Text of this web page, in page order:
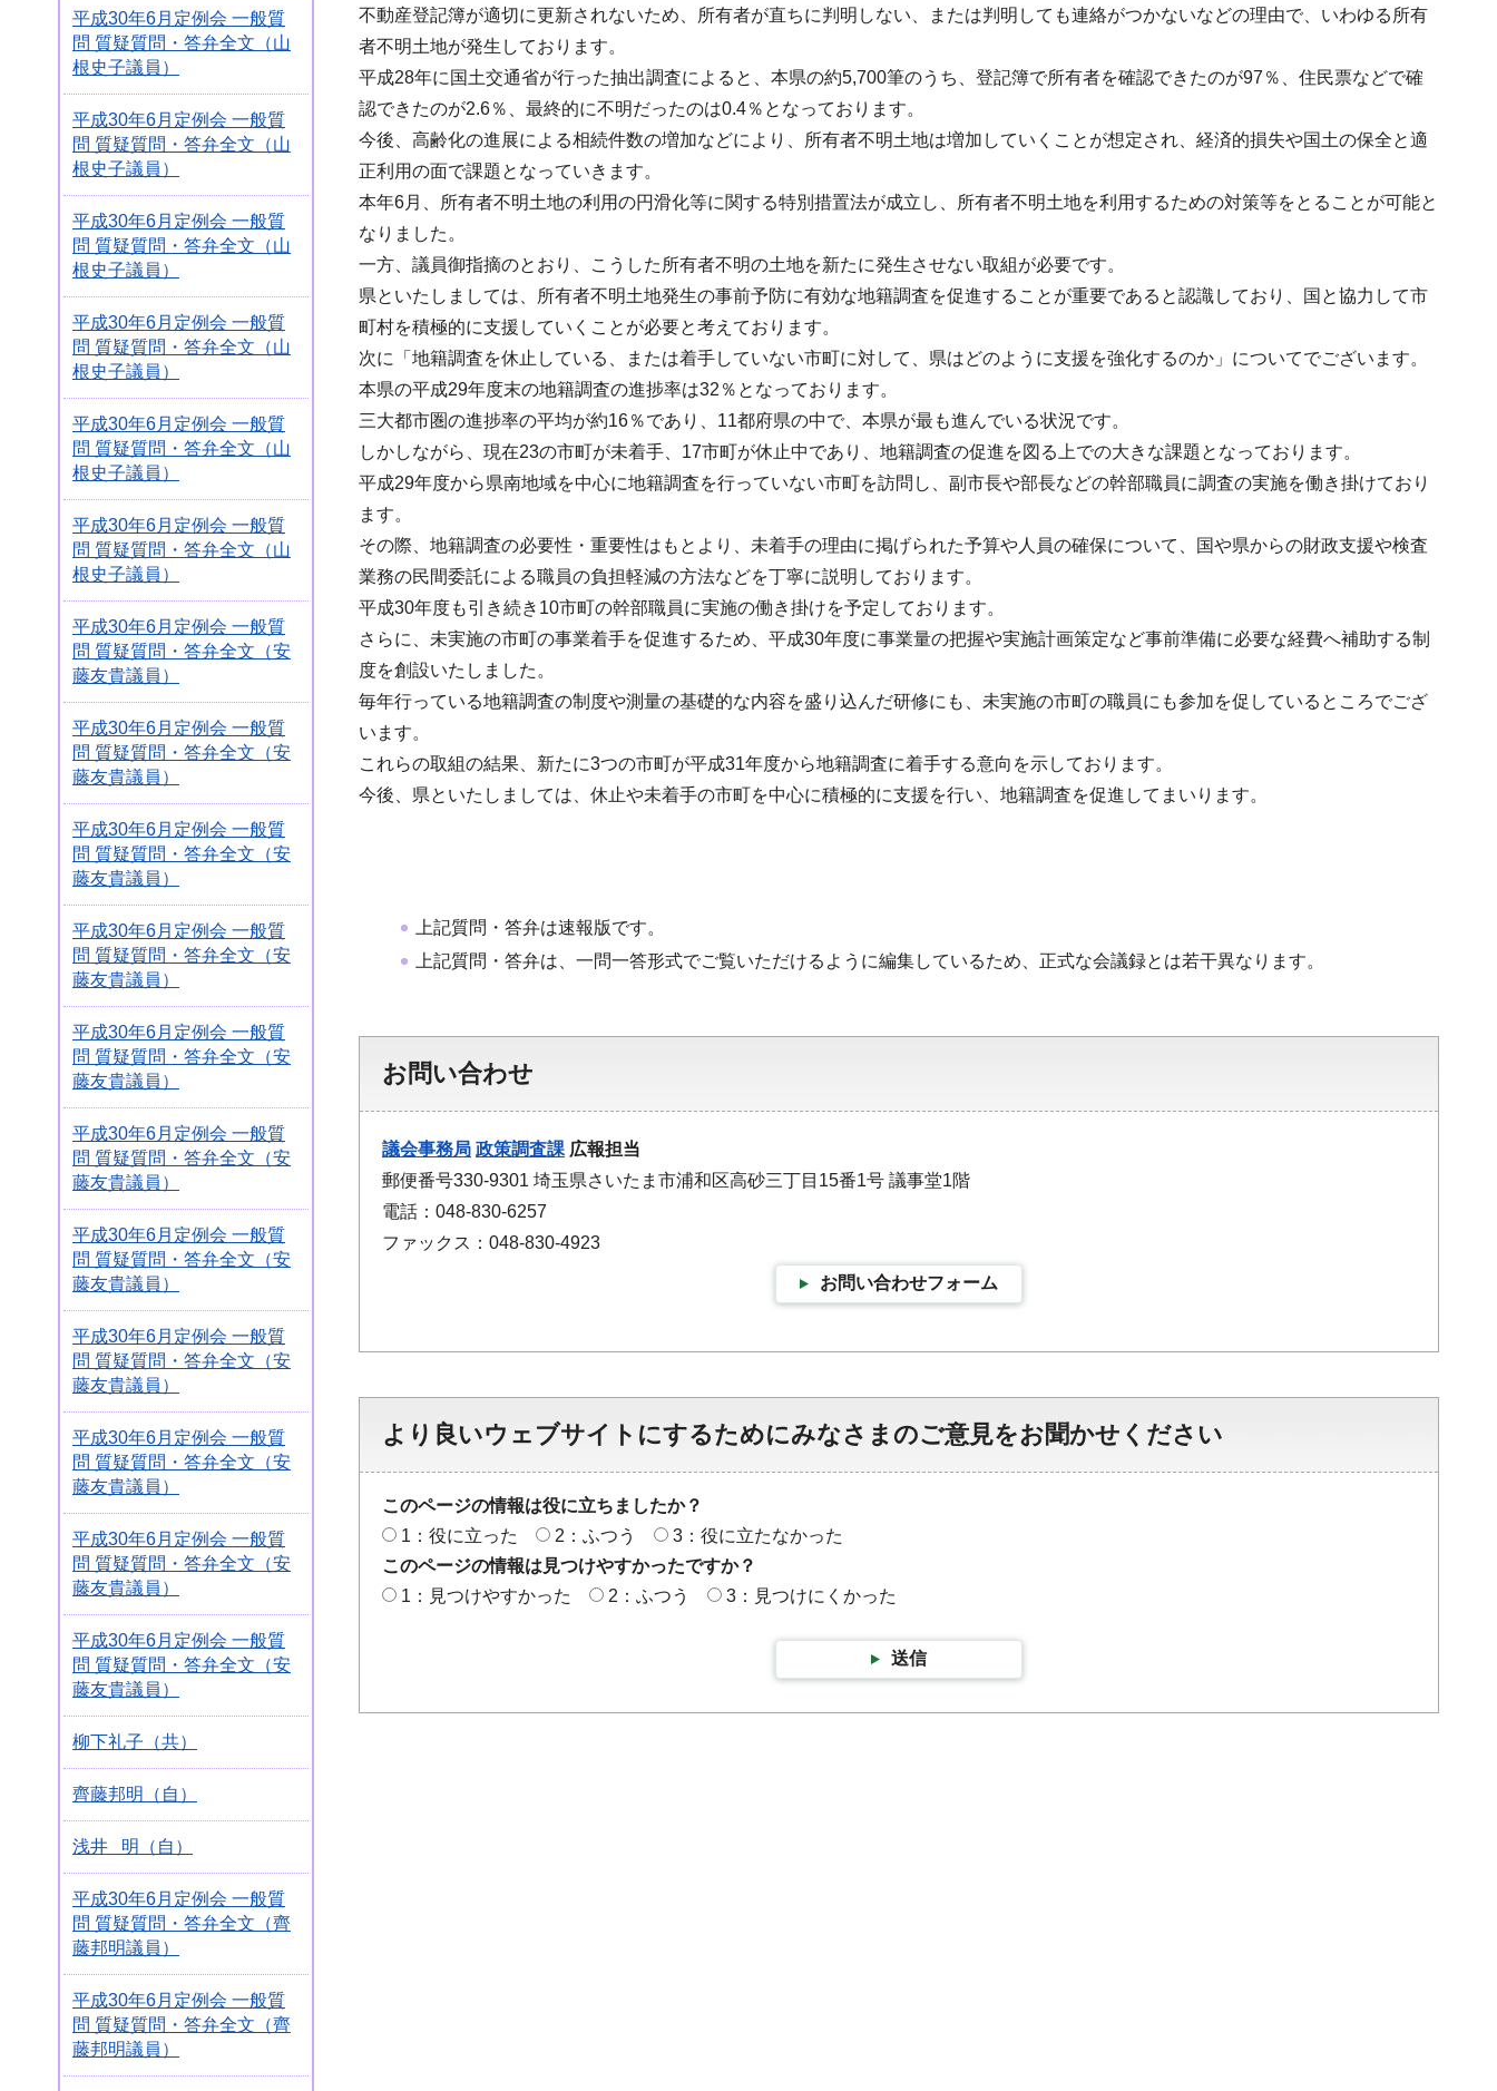
平成30年6月定例会 一般質
問 質疑質問・答弁全文（山
根史子議員）
平成30年6月定例会 一般質
問 質疑質問・答弁全文（山
根史子議員）
平成30年6月定例会 一般質
問 質疑質問・答弁全文（山
根史子議員）
平成30年6月定例会 一般質
問 質疑質問・答弁全文（山
根史子議員）
平成30年6月定例会 一般質
問 質疑質問・答弁全文（山
根史子議員）
平成30年6月定例会 一般質
問 質疑質問・答弁全文（山
根史子議員）
平成30年6月定例会 一般質
問 質疑質問・答弁全文（安
藤友貴議員）
平成30年6月定例会 一般質
問 質疑質問・答弁全文（安
藤友貴議員）
平成30年6月定例会 一般質
問 質疑質問・答弁全文（安
藤友貴議員）
平成30年6月定例会 一般質
問 質疑質問・答弁全文（安
藤友貴議員）
平成30年6月定例会 一般質
問 質疑質問・答弁全文（安
藤友貴議員）
平成30年6月定例会 一般質
問 質疑質問・答弁全文（安
藤友貴議員）
平成30年6月定例会 一般質
問 質疑質問・答弁全文（安
藤友貴議員）
平成30年6月定例会 一般質
問 質疑質問・答弁全文（安
藤友貴議員）
平成30年6月定例会 一般質
問 質疑質問・答弁全文（安
藤友貴議員）
平成30年6月定例会 一般質
問 質疑質問・答弁全文（安
藤友貴議員）
平成30年6月定例会 一般質
問 質疑質問・答弁全文（安
藤友貴議員）
柳下礼子（共）
齊藤邦明（自）
浅井 明（自）
平成30年6月定例会 一般質
問 質疑質問・答弁全文（齊
藤邦明議員）
平成30年6月定例会 一般質
問 質疑質問・答弁全文（齊
藤邦明議員）
不動産登記簿が適切に更新されないため、所有者が直ちに判明しない、または判明しても連絡がつかないなどの理由で、いわゆる所有
者不明土地が発生しております。
平成28年に国土交通省が行った抽出調査によると、本県の約5,700筆のうち、登記簿で所有者を確認できたのが97％、住民票などで確
認できたのが2.6％、最終的に不明だったのは0.4％となっております。
今後、高齢化の進展による相続件数の増加などにより、所有者不明土地は増加していくことが想定され、経済的損失や国土の保全と適
正利用の面で課題となっていきます。
本年6月、所有者不明土地の利用の円滑化等に関する特別措置法が成立し、所有者不明土地を利用するための対策等をとることが可能と
なりました。
一方、議員御指摘のとおり、こうした所有者不明の土地を新たに発生させない取組が必要です。
県といたしましては、所有者不明土地発生の事前予防に有効な地籍調査を促進することが重要であると認識しており、国と協力して市
町村を積極的に支援していくことが必要と考えております。
次に「地籍調査を休止している、または着手していない市町に対して、県はどのように支援を強化するのか」についてでございます。
本県の平成29年度末の地籍調査の進捗率は32％となっております。
三大都市圏の進捗率の平均が約16％であり、11都府県の中で、本県が最も進んでいる状況です。
しかしながら、現在23の市町が未着手、17市町が休止中であり、地籍調査の促進を図る上での大きな課題となっております。
平成29年度から県南地域を中心に地籍調査を行っていない市町を訪問し、副市長や部長などの幹部職員に調査の実施を働き掛けており
ます。
その際、地籍調査の必要性・重要性はもとより、未着手の理由に掲げられた予算や人員の確保について、国や県からの財政支援や検査
業務の民間委託による職員の負担軽減の方法などを丁寧に説明しております。
平成30年度も引き続き10市町の幹部職員に実施の働き掛けを予定しております。
さらに、未実施の市町の事業着手を促進するため、平成30年度に事業量の把握や実施計画策定など事前準備に必要な経費へ補助する制
度を創設いたしました。
毎年行っている地籍調査の制度や測量の基礎的な内容を盛り込んだ研修にも、未実施の市町の職員にも参加を促しているところでござ
います。
これらの取組の結果、新たに3つの市町が平成31年度から地籍調査に着手する意向を示しております。
今後、県といたしましては、休止や未着手の市町を中心に積極的に支援を行い、地籍調査を促進してまいります。
上記質問・答弁は速報版です。
上記質問・答弁は、一問一答形式でご覧いただけるように編集しているため、正式な会議録とは若干異なります。
お問い合わせ
議会事務局 政策調査課 広報担当
郵便番号330-9301 埼玉県さいたま市浦和区高砂三丁目15番1号 議事堂1階
電話：048-830-6257
ファックス：048-830-4923
お問い合わせフォーム
より良いウェブサイトにするためにみなさまのご意見をお聞かせください
このページの情報は役に立ちましたか？
1：役に立った
2：ふつう
3：役に立たなかった
このページの情報は見つけやすかったですか？
1：見つけやすかった
2：ふつう 3：見つけにくかった
送信